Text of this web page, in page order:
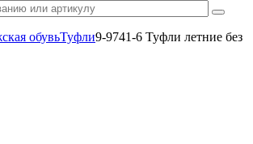
обувьТуфли9-9741-6 Туфли летние без